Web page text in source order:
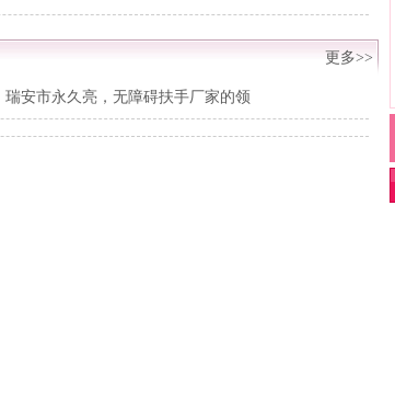
更多>>
瑞安市永久亮，无障碍扶手厂家的领